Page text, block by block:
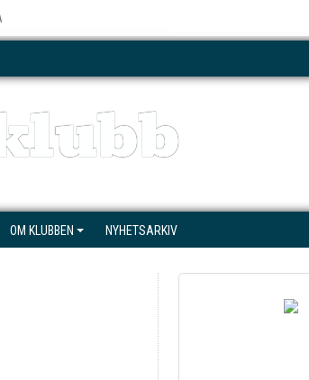
OM KLUBBEN NYHETSARKIV